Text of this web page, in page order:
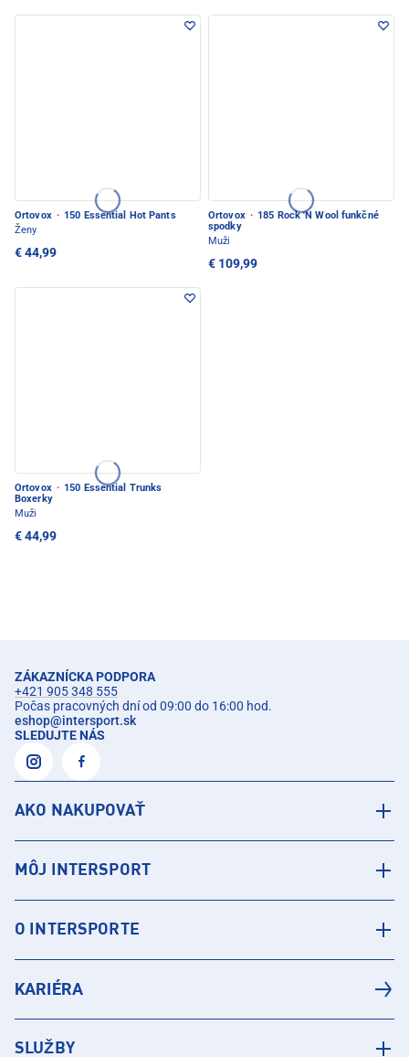
Ortovox · 150 Essential Hot Pants
Ženy
€ 44,99
Ortovox · 185 Rock 'N Wool funkčné
spodky
Muži
€ 109,99
Ortovox · 150 Essential Trunks
Boxerky
Muži
€ 44,99
ZÁKAZNÍCKA PODPORA
+421 905 348 555
Počas pracovných dní od 09:00 do 16:00 hod.
eshop@intersport.sk
SLEDUJTE NÁS
AKO NAKUPOVAŤ
MÔJ INTERSPORT
O INTERSPORTE
KARIÉRA
SLUŽBY